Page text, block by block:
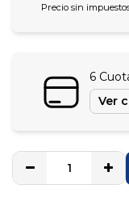
Precio sin
6
Ver